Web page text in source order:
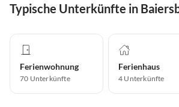
Typische Unterkünfte in
Ferienwohnung
70 Unterkünfte
Ferienhaus
4 Unterkünfte